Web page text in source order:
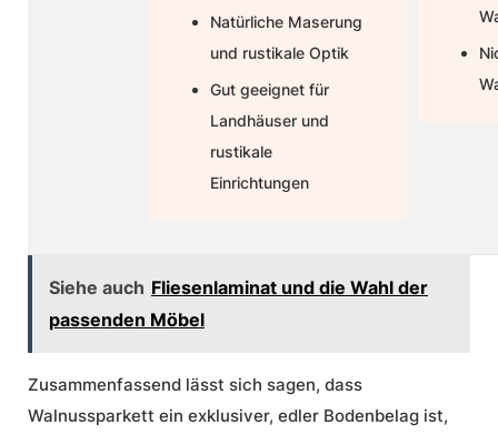
Natürliche Maserung
und rustikale Optik
Gut geeignet für
Landhäuser und
rustikale
Einrichtungen
Siehe auch Fliesenlaminat und die Wahl der
passenden Möbel
Zusammenfassend lässt sich sagen, dass
Walnussparkett ein exklusiver, edler Bodenbelag ist,